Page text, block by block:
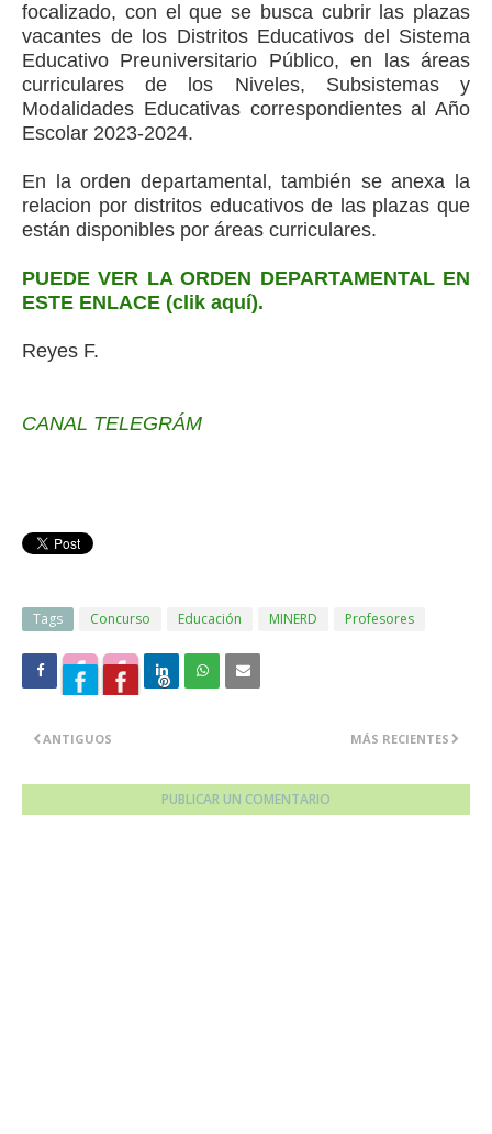
focalizado, con el que se busca cubrir las plazas
vacantes de los Distritos Educativos del Sistema
Educativo Preuniversitario Público, en las áreas
curriculares de los Niveles, Subsistemas y
Modalidades Educativas correspondientes al Año
Escolar 2023-2024.
En la orden departamental, también se anexa la
relacion por distritos educativos de las plazas que
están disponibles por áreas curriculares.
PUEDE VER LA ORDEN DEPARTAMENTAL EN
ESTE ENLACE (clik aquí).
Reyes F.
CANAL TELEGRÁM
Tags Concurso Educación MINERD Profesores
MÁS RECIENTES
ANTIGUOS
PUBLICAR UN COMENTARIO